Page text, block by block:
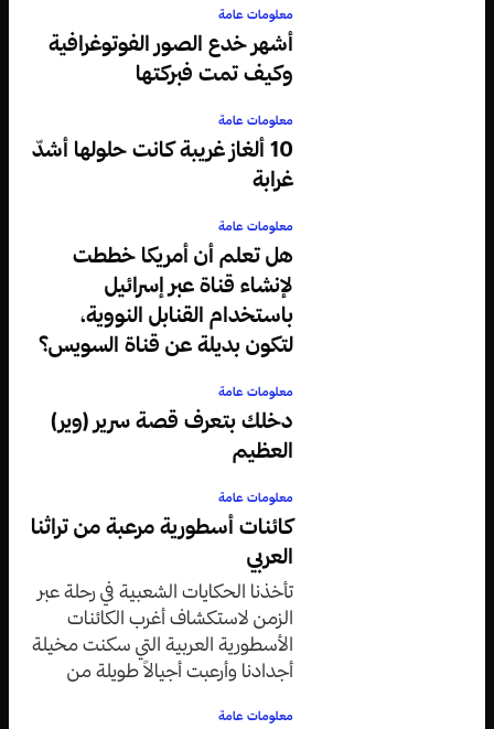
معلومات عامة
أشهر خدع الصور الفوتوغرافية
وكيف تمت فبركتها
معلومات عامة
10 ألغاز غريبة كانت حلولها أشدّ
غرابة
معلومات عامة
هل تعلم أن أمريكا خططت
لإنشاء قناة عبر إسرائيل
باستخدام القنابل النووية،
لتكون بديلة عن قناة السويس؟
معلومات عامة
دخلك بتعرف قصة سرير (وير)
العظيم
معلومات عامة
كائنات أسطورية مرعبة من تراثنا
العربي
تأخذنا الحكايات الشعبية في رحلة عبر
الزمن لاستكشاف أغرب الكائنات
الأسطورية العربية التي سكنت مخيلة
أجدادنا وأرعبت أجيالاً طويلة من
معلومات عامة